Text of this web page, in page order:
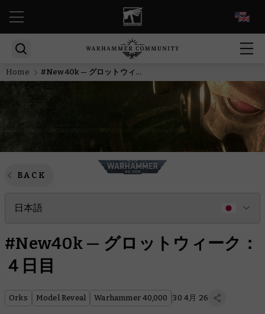
Home #New40k — グロットウィーク：４日目
BACK
日本語
#New40k — グロットウィーク：
４日目
Orks Model Reveal Warhammer 40,000 30 4月 26